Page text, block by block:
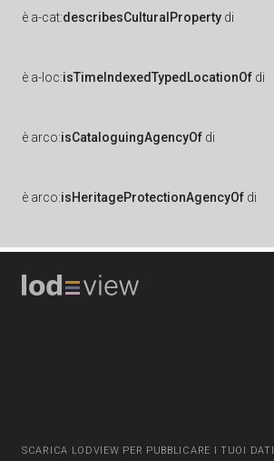
è a-cat:describesCulturalProperty di
è a-loc:isTimeIndexedTypedLocationOf di
è arco:isCataloguingAgencyOf di
è arco:isHeritageProtectionAgencyOf di
SCARICA LODVIEW PER PUBBLICARE I TUOI DATI